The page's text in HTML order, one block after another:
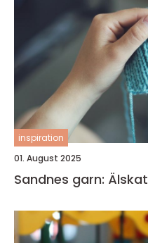
inspiration
01. August 2025
Sandnes garn: